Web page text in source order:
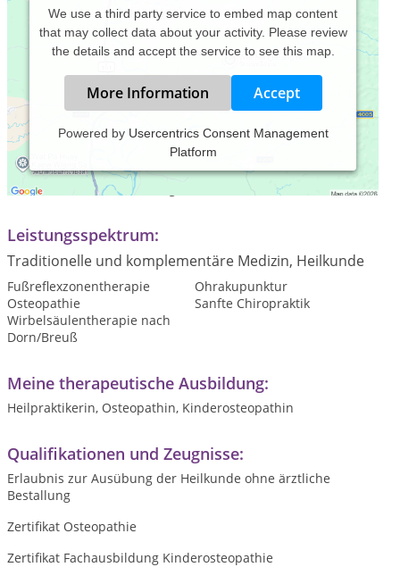
We use a third party service to embed map content
that may collect data about your activity. Please review
the details and accept the service to see this map.
More Information Accept
Powered by Usercentrics Consent Management
Platform
Praxiszeiten:
Termine nach Vereinbarung
Leistungsspektrum:
Traditionelle und komplementäre Medizin, Heilkunde
Fußreflexzonentherapie
Ohrakupunktur
Osteopathie
Sanfte Chiropraktik
Wirbelsäulentherapie nach
Dorn/Breuß
Meine therapeutische Ausbildung:
Heilpraktikerin, Osteopathin, Kinderosteopathin
Qualifikationen und Zeugnisse:
Erlaubnis zur Ausübung der Heilkunde ohne ärztliche
Bestallung
Zertifikat Osteopathie
Zertifikat Fachausbildung Kinderosteopathie